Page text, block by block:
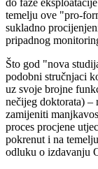
do faze
temelju ove "pro-
sukladno
pripadnog
Što god "nova
podobni stručnjaci
uz svoje brojne
nečijeg doktorata) –
zamijeniti
proces procjene
pokrenut i na
odluku o izdavanju